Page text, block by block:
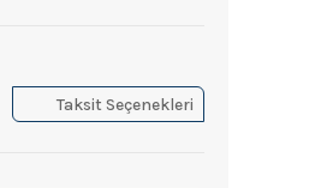
Taksit Seçenekleri